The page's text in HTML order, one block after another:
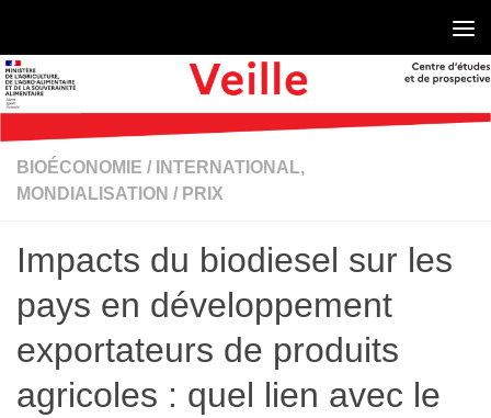
BIOÉCONOMIE /
INTERNATIONAL,
MONDIALISATION / PRIX
Impacts du biodiesel sur les
pays en développement
exportateurs de produits
agricoles : quel lien avec le